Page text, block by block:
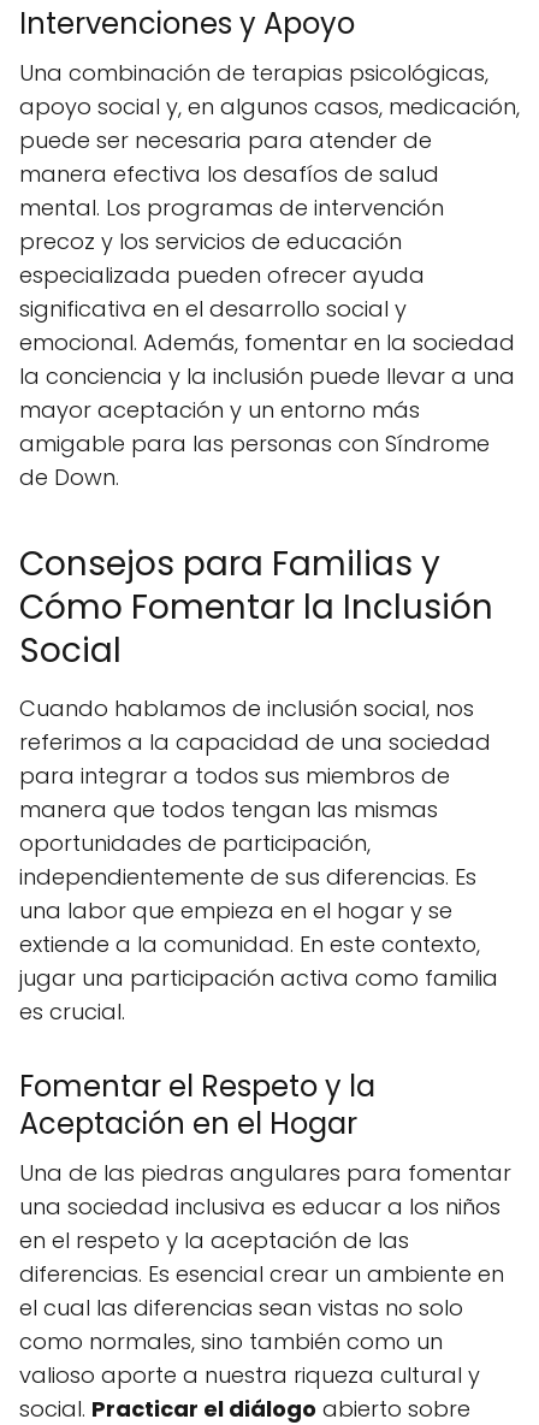
Intervenciones y Apoyo
Una combinación de terapias psicológicas,
apoyo social y, en algunos casos, medicación,
puede ser necesaria para atender de
manera efectiva los desafíos de salud
mental. Los programas de intervención
precoz y los servicios de educación
especializada pueden ofrecer ayuda
significativa en el desarrollo social y
emocional. Además, fomentar en la sociedad
la conciencia y la inclusión puede llevar a una
mayor aceptación y un entorno más
amigable para las personas con Síndrome
de Down.
Consejos para Familias y
Cómo Fomentar la Inclusión
Social
Cuando hablamos de inclusión social, nos
referimos a la capacidad de una sociedad
para integrar a todos sus miembros de
manera que todos tengan las mismas
oportunidades de participación,
independientemente de sus diferencias. Es
una labor que empieza en el hogar y se
extiende a la comunidad. En este contexto,
jugar una participación activa como familia
es crucial.
Fomentar el Respeto y la
Aceptación en el Hogar
Una de las piedras angulares para fomentar
una sociedad inclusiva es educar a los niños
en el respeto y la aceptación de las
diferencias. Es esencial crear un ambiente en
el cual las diferencias sean vistas no solo
como normales, sino también como un
valioso aporte a nuestra riqueza cultural y
social. Practicar el diálogo abierto sobre